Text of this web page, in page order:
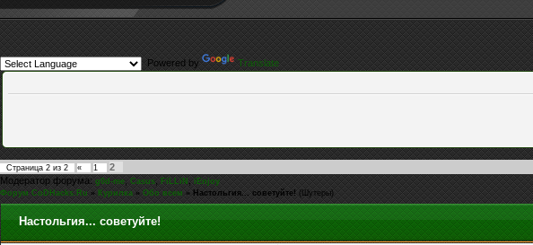
Powered by
Translate
Страница 2 из 2 « 1
2
Модератор форума:g0d-me,Casus, FiLLiN,iEnjoy
Форум CoDHacks.Ru » Курилка » Обо всем » Настольгия... советуйте! (Шутеры)
Настольгия... советуйте!